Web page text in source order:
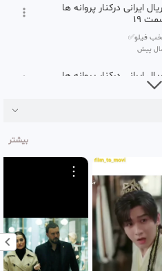
ایرانی درکنار پروانه ها
۱۹
فیلو✅
ایرانی درکنار پروانه ها
۱۸
فیلو✅
ایرانی در کنار پروانه ها
۲۱
فیلو✅
بیشتر